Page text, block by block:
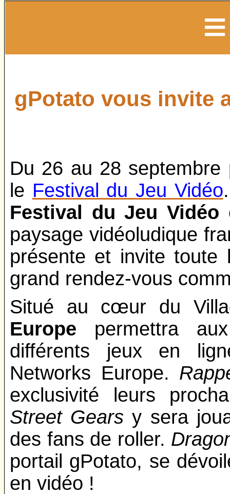
gPotato vous invite
Du 26 au 28
le Festival du Jeu Vidéo
Festival du Jeu Vidéo
paysage vidéoludique
présente et invite toute
grand rendez-vous
Situé au cœur du
Europe permettra
différents jeux en
Networks Europe.
exclusivité leurs
Street Gears y sera
des fans de roller.
portail gPotato, se
en vidéo !